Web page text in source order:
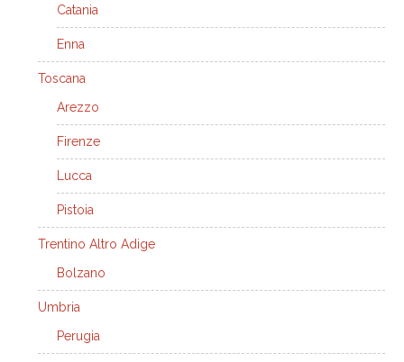
Catania
Enna
Toscana
Arezzo
Firenze
Lucca
Pistoia
Trentino Altro Adige
Bolzano
Umbria
Perugia